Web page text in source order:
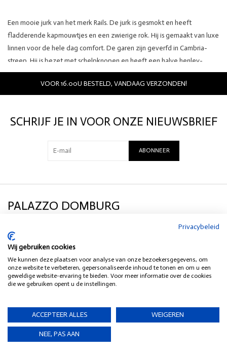
Een mooie jurk van het merk Rails. De jurk is gesmokt en heeft
fladderende kapmouwtjes en een zwierige rok. Hij is gemaakt van luxe
linnen voor de hele dag comfort. De garen zijn geverfd in Cambria-
streep. Hij is bezet met schelpknopen en heeft een halve henley-
halslijn. Deze jurk is de perfecte aanvulling op je garderobe.
Kleur: Multi
VOOR 16.00U BESTELD, VANDAAG VERZONDEN!
SCHRIJF JE IN VOOR ONZE NIEUWSBRIEF
ABONNEER
PALAZZO DOMBURG
KLANTENSERVICE
SOCIAL MEDIA
Privacybeleid
Wij gebruiken cookies
We kunnen deze plaatsen voor analyse van onze bezoekersgegevens, om
onze website te verbeteren, gepersonaliseerde inhoud te tonen en om u een
geweldige website-ervaring te bieden. Voor meer informatie over de cookies
die we gebruiken opent u de instellingen.
ACCEPTEER ALLES WEIGEREN
NEE, PAS AAN